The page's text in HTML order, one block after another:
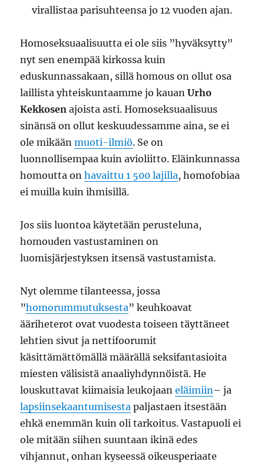
virallistaa parisuhteensa jo 12 vuoden ajan.
Homoseksuaalisuutta ei ole siis ”hyväksytty”
nyt sen enempää kirkossa kuin
eduskunnassakaan, sillä homous on ollut osa
laillista yhteiskuntaamme jo kauanUrho
Kekkosen ajoista asti. Homoseksuaalisuus
sinänsä on ollut keskuudessamme aina, se ei
ole mikäänmuoti-ilmiö. Se on
luonnollisempaa kuin avioliitto. Eläinkunnassa
homoutta onhavaittu 1 500 lajilla, homofobiaa
ei muilla kuin ihmisillä.
Jos siis luontoa käytetään perusteluna,
homouden vastustaminen on
luomisjärjestyksen itsensä vastustamista.
Nyt olemme tilanteessa, jossa
”homorummutuksesta” keuhkoavat
ääriheterot ovat vuodesta toiseen täyttäneet
lehtien sivut ja nettifoorumit
käsittämättömällä määrällä seksifantasioita
miesten välisistä anaaliyhdynnöistä. He
louskuttavat kiimaisia leukojaaneläimiin– ja
lapsiinsekaantumisesta paljastaen itsestään
ehkä enemmän kuin oli tarkoitus. Vastapuoli ei
ole mitään siihen suuntaan ikinä edes
vihjannut, onhan kyseessä oikeusperiaate